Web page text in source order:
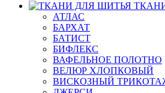
АТЛАС
БАРХАТ
БАТИСТ
БИФЛЕКС
ВАФЕЛЬНОЕ ПОЛОТНО
ВЕЛЮР ХЛОПКОВЫЙ
ВИСКОЗНЫЙ